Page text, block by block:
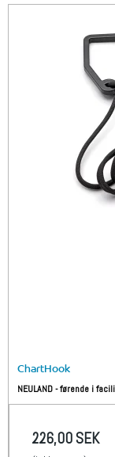
ChartHook
NEULAND - førende i
226,00 SEK